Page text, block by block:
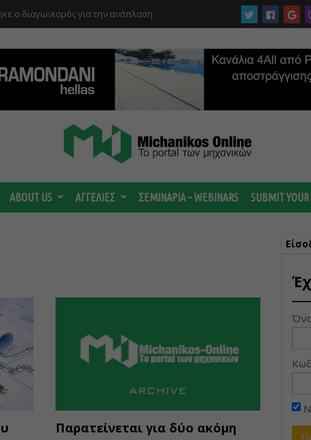
ο διαγωνισμός για την ανάπλαση
ABOUT US ΑΓΓΕΛΙΕΣ ΣΕΜΙΝΑΡΙΑ – WEBINARS SUBMIT
Παρατείνεται για δύο ακόμη